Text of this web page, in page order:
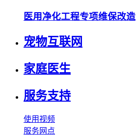
医用净化工程专项维保改造
宠物互联网
家庭医生
服务支持
使用视频
服务网点